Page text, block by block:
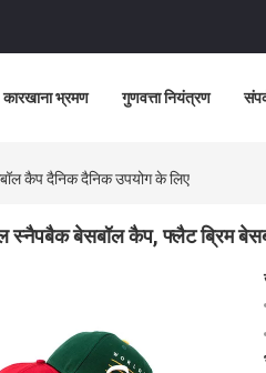
कारखाना भ्रमण गुणवत्ता नियंत्रण
कैप दैनिक दैनिक उपयोग के लिए
स्नैपबैक बेसबॉल कैप, फ्लैट ब्रिम